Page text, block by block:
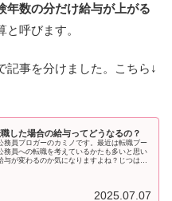
年数の分だけ給与が上がる
と呼びます。
記事を分けました。こちら↓
した場合の給与ってどうなるの？
務員ブロガーのカミノです。最近は転職ブー
務員への転職を考えているかたも多いと思い
与が変わるのか気になりますよね？じつは、
2025.07.07